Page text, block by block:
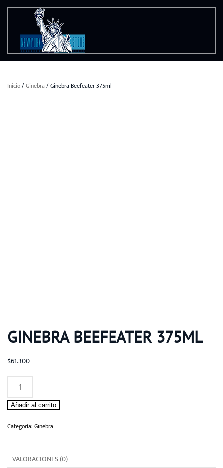
Ir al contenido principal
Inicio/Ginebra / Ginebra Beefeater 375ml
GINEBRA BEEFEATER 375ML
$61.300
Ginebra
Beefeater
375ml
cantidad
Añadir al carrito
Categoría: Ginebra
VALORACIONES (0)